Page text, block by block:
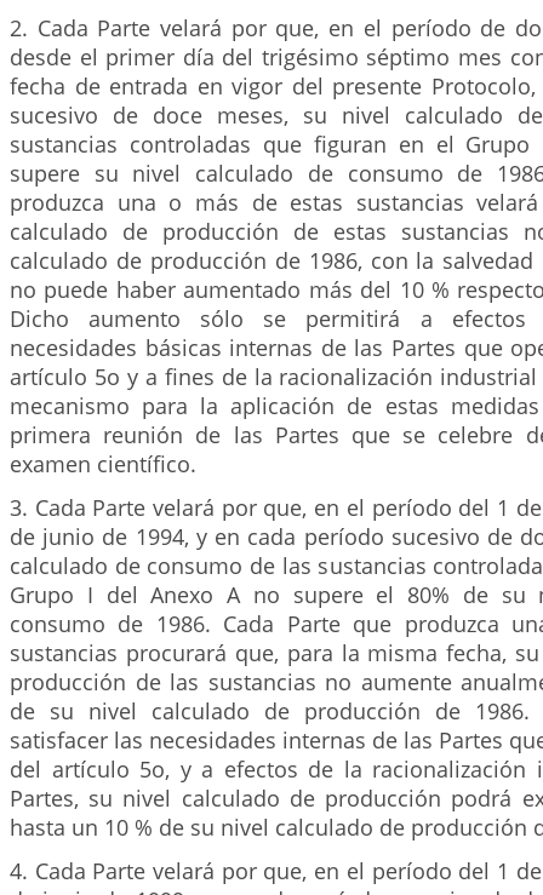
2. Cada Parte velará por que, en el período de
desde el primer día del trigésimo séptimo mes
fecha de entrada en vigor del presente
sucesivo de doce meses, su nivel calculado
sustancias controladas que figuran en el
supere su nivel calculado de consumo de
produzca una o más de estas sustancias
calculado de producción de estas sustancias
calculado de producción de 1986, con la
no puede haber aumentado más del 10 %
Dicho aumento sólo se permitirá a efectos
necesidades básicas internas de las Partes que
artículo 5o y a fines de la racionalización industrial
mecanismo para la aplicación de estas
primera reunión de las Partes que se celebre
examen científico.
3. Cada Parte velará por que, en el período del 1
de junio de 1994, y en cada período sucesivo de
calculado de consumo de las sustancias
Grupo I del Anexo A no supere el 80% de su
consumo de 1986. Cada Parte que produzca
sustancias procurará que, para la misma fecha,
producción de las sustancias no aumente
de su nivel calculado de producción de
satisfacer las necesidades internas de las Partes
del artículo 5o, y a efectos de la racionalización
Partes, su nivel calculado de producción podrá
hasta un 10 % de su nivel calculado de producción
4. Cada Parte velará por que, en el período del 1